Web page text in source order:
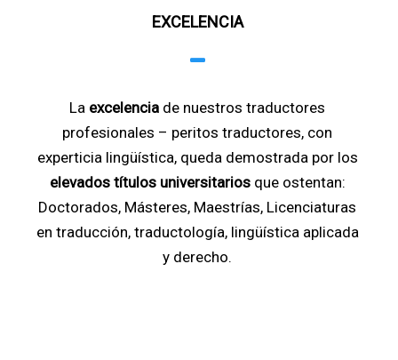
EXCELENCIA
La excelencia de nuestros traductores
profesionales – peritos traductores, con
experticia lingüística, queda demostrada por los
elevados títulos universitariosque ostentan:
Doctorados, Másteres, Maestrías, Licenciaturas
en traducción, traductología, lingüística aplicada
y derecho.